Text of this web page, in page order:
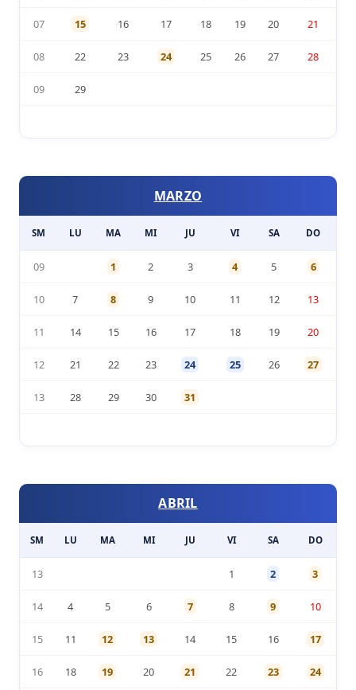
07 15 16 17 18 19 20 21
08 22 23 24 25 26 27 28
09 29
MARZO
SM LU MA MI JU VI SA DO
09 1 2 3 4 5 6
10 7 8 9 10 11 12 13
11 14 15 16 17 18 19 20
12 21 22 23 24 25 26 27
13 28 29 30 31
ABRIL
SM LU MA MI JU VI SA DO
13 1 2 3
14 4 5 6 7 8 9 10
15 11 12 13 14 15 16 17
16 18 19 20 21 22 23 24